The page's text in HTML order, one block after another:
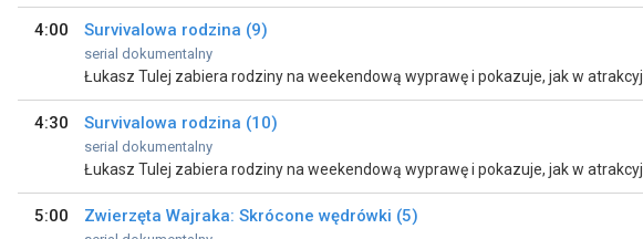
4:00 Survivalowa rodzina (9)
serial dokumentalny
4:30 Survivalowa rodzina (10)
serial dokumentalny
5:00 Zwierzęta Wajraka: Skrócone wędrówki (5)